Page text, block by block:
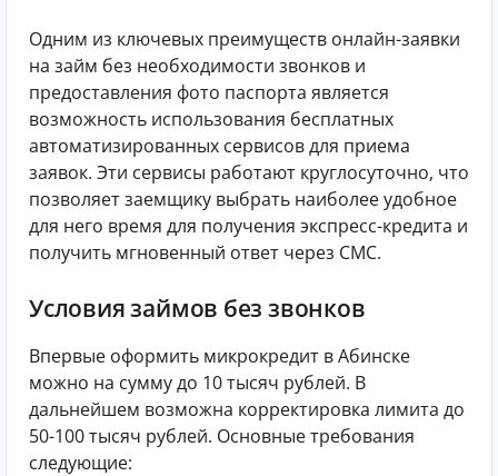
Одним из ключевых преимуществ онлайн-заявки
на займ без необходимости звонков и
предоставления фото паспорта является
возможность использования бесплатных
автоматизированных сервисов для приема
заявок. Эти сервисы работают круглосуточно, что
позволяет заемщику выбрать наиболее удобное
для него время для получения экспресс-кредита и
получить мгновенный ответ через СМС.
Условия займов без звонков
Впервые оформить микрокредит в Абинске
можно на сумму до 10 тысяч рублей. В
дальнейшем возможна корректировка лимита до
50-100 тысяч рублей. Основные требования
следующие: